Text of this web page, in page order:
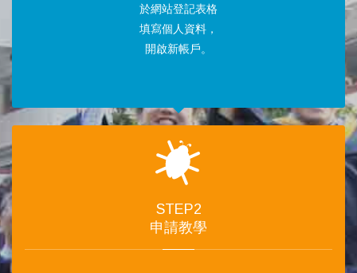
於網站登記表格
填寫個人資料，
開啟新帳戶。
STEP2
申請教學